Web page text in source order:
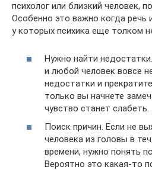
психолог или близкий человек,
Особенно это важно когда
у которых психика еще толком
Нужно найти
и любой человек вовсе
недостатки и
только вы начнете
чувство станет слабеть.
Поиск причин. Если не
человека из головы в
времени, нужно понять
Вероятно это какая-то